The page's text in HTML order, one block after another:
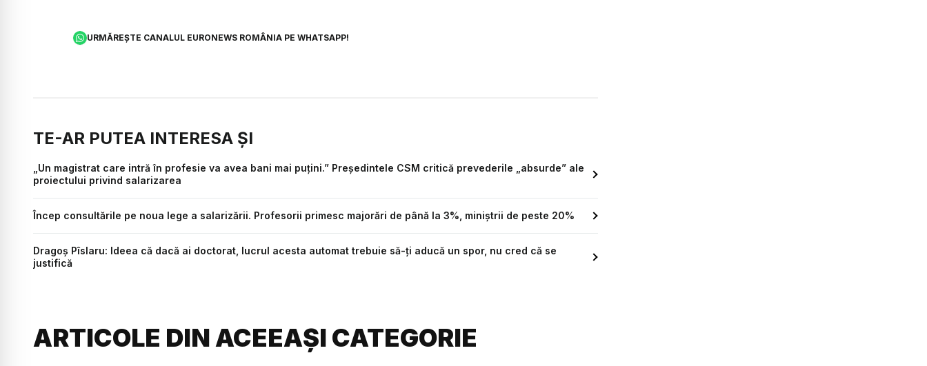
URMĂREȘTE CANALUL EURONEWS ROMÂNIA PE WHATSAPP!
TE-AR PUTEA INTERESA ȘI
„Un magistrat care intră în profesie va avea bani mai puțini.” Președintele CSM critică prevederile „absurde” ale
proiectului privind salarizarea
Încep consultările pe noua lege a salarizării. Profesorii primesc majorări de până la 3%, miniștrii de peste 20%
Dragoș Pîslaru: Ideea că dacă ai doctorat, lucrul acesta automat trebuie să-ți aducă un spor, nu cred că se
justifică
ARTICOLE DIN ACEEAȘI CATEGORIE